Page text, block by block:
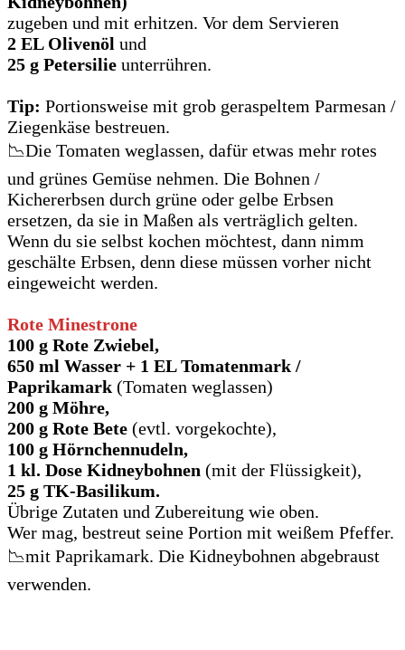
zugeben und mit erhitzen. Vor dem Servieren
2 EL Olivenöl und
25 g Petersilie unterrühren.
Tip: Portionsweise mit grob geraspeltem Parmesan /
Ziegenkäse bestreuen.
📉Die Tomaten weglassen, dafür etwas mehr rotes
und grünes Gemüse nehmen. Die Bohnen /
Kichererbsen durch grüne oder gelbe Erbsen
ersetzen, da sie in Maßen als verträglich gelten.
Wenn du sie selbst kochen möchtest, dann nimm
geschälte Erbsen, denn diese müssen vorher nicht
eingeweicht werden.
Rote Minestrone
100 g Rote Zwiebel,
650 ml Wasser + 1 EL Tomatenmark /
Paprikamark (Tomaten weglassen)
200 g Möhre,
200 g Rote Bete (evtl. vorgekochte),
100 g Hörnchennudeln,
1 kl. Dose Kidneybohnen (mit der Flüssigkeit),
25 g TK-Basilikum.
Übrige Zutaten und Zubereitung wie oben.
Wer mag, bestreut seine Portion mit weißem Pfeffer.
📉mit Paprikamark. Die Kidneybohnen abgebraust
verwenden.